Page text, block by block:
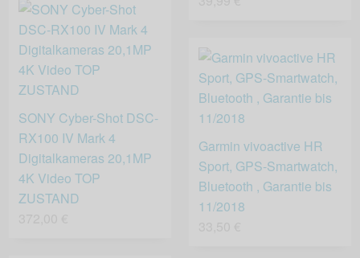
SONY Cyber-Shot DSC-
RX100 IV Mark 4
Digitalkameras 20,1MP
4K Video TOP
ZUSTAND
Garmin vivoactive HR
Sport, GPS-Smartwatch,
Bluetooth , Garantie bis
11/2018